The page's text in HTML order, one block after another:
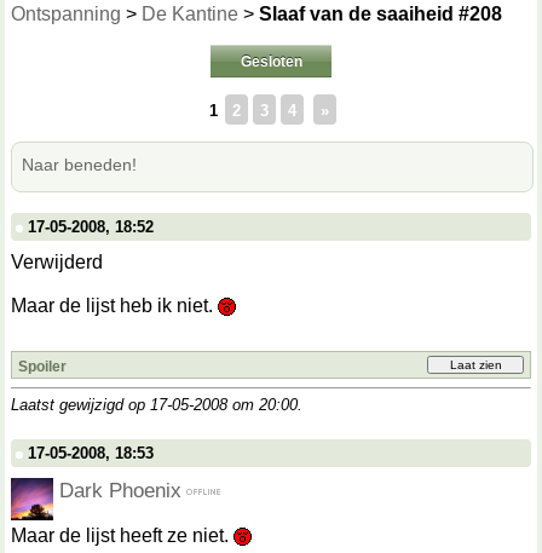
Ontspanning > De Kantine > Slaaf van de saaiheid #208
Gesloten
1 2 3 4 »
Naar beneden!
17-05-2008, 18:52
Verwijderd
Maar de lijst heb ik niet.
Spoiler
Laatst gewijzigd op 17-05-2008 om 20:00.
17-05-2008, 18:53
Dark Phoenix
Maar de lijst heeft ze niet.